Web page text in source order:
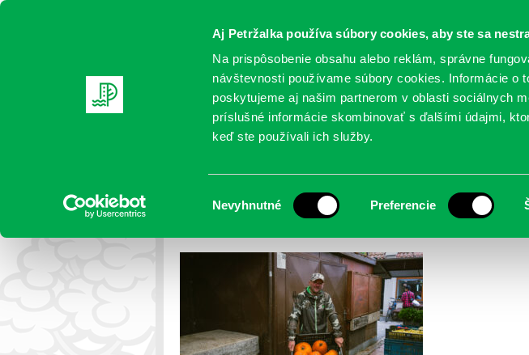
Aj Petržalka používa súbory cookies, aby ste sa
Na prispôsobenie obsahu alebo reklám, správne
návštevnosti používame súbory cookies. Informácie o
poskytujeme aj našim partnerom v oblasti sociálnych
príslušné informácie skombinovať s ďalšími údajmi,
keď ste používali ich služby.
súhlasu
Nevyhnutné Preferencie
Oficiálne stránky
AKTUALITY SAMOSPRÁVA ORGANIZÁCIE OBLASTI
DSC00107-Enhanced-NR
Petržalka>Trhovisko Mlynarovičova | PETRŽALKA> DSC00107-